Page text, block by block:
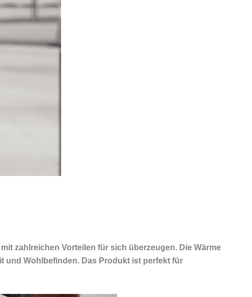
zahlreichen Vorteilen für sich überzeugen. Die Wärme
und Wohlbefinden. Das Produkt ist perfekt für